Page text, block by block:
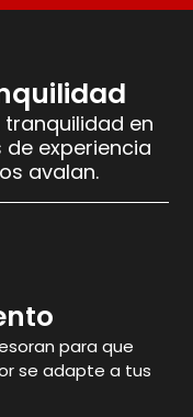
en
de experiencia
avalan.
para que
se adapte a tus